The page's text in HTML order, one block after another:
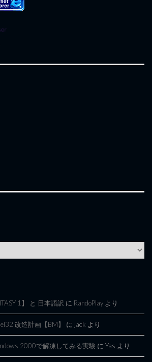
1】 と 日本語訳 に RandoPlay より
改造計画【BM】 に jack より
2000で解凍してみる実験 に Yas より